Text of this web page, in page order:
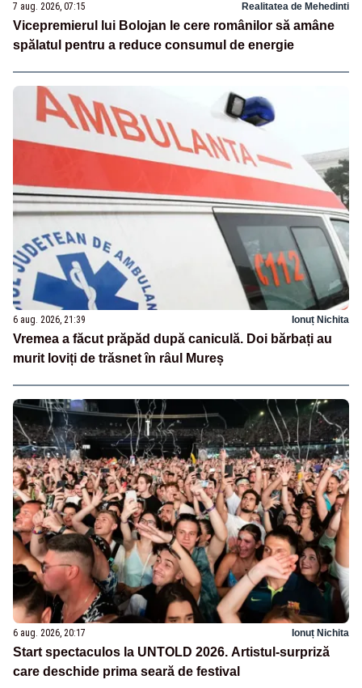
7 aug. 2026, 07:15 Realitatea de Mehedinti
Vicepremierul lui Bolojan le cere românilor să amâne
spălatul pentru a reduce consumul de energie
6 aug. 2026, 21:39 Ionuț Nichita
Vremea a făcut prăpăd după caniculă. Doi bărbați au
murit loviți de trăsnet în râul Mureș
6 aug. 2026, 20:17 Ionuț Nichita
Start spectaculos la UNTOLD 2026. Artistul-surpriză
care deschide prima seară de festival